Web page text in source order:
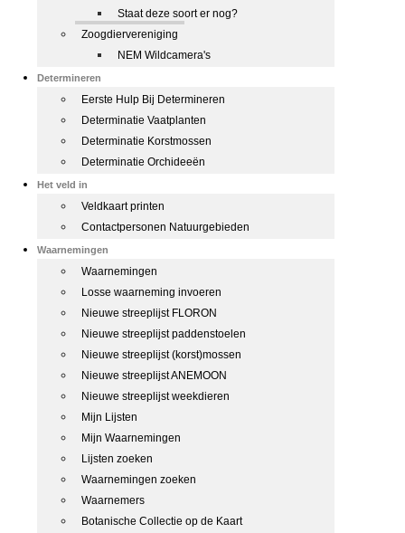
Staat deze soort er nog?
Zoogdiervereniging
NEM Wildcamera's
Determineren
Eerste Hulp Bij Determineren
Determinatie Vaatplanten
Determinatie Korstmossen
Determinatie Orchideeën
Het veld in
Veldkaart printen
Contactpersonen Natuurgebieden
Waarnemingen
Waarnemingen
Losse waarneming invoeren
Nieuwe streeplijst FLORON
Nieuwe streeplijst paddenstoelen
Nieuwe streeplijst (korst)mossen
Nieuwe streeplijst ANEMOON
Nieuwe streeplijst weekdieren
Mijn Lijsten
Mijn Waarnemingen
Lijsten zoeken
Waarnemingen zoeken
Waarnemers
Botanische Collectie op de Kaart